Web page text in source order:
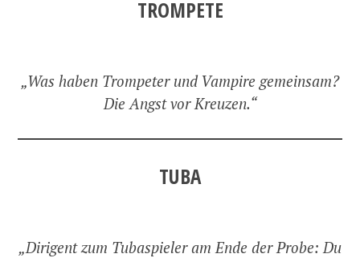
TROMPETE
„Was haben Trompeter und Vampire gemeinsam?
Die Angst vor Kreuzen.“
TUBA
„Dirigent zum Tubaspieler am Ende der Probe: Du